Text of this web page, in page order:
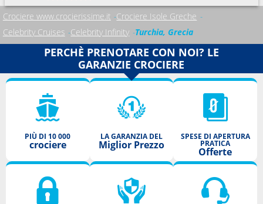
Crociere www.crocierissime.it Crociere Isole Greche
Celebrity Cruises Celebrity Infinity Turchia, Grecia
PERCHÈ PRENOTARE CON NOI? LE
GARANZIE CROCIERE
PIÙ DI 10 000
crociere
LA GARANZIA DEL
Miglior Prezzo
SPESE DI APERTURA
PRATICA
Offerte